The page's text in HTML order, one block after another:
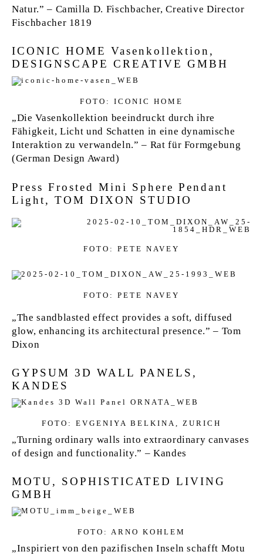
Natur.” – Camilla D. Fischbacher, Creative Director
Fischbacher 1819
ICONIC HOME Vasenkollektion,
DESIGNSCAPE CREATIVE GMBH
FOTO: ICONIC HOME
„Die Vasenkollektion beeindruckt durch ihre
Fähigkeit, Licht und Schatten in eine dynamische
Interaktion zu verwandeln.” – Rat für Formgebung
(German Design Award)
Press Frosted Mini Sphere Pendant
Light, TOM DIXON STUDIO
FOTO: PETE NAVEY
FOTO: PETE NAVEY
„The sandblasted effect provides a soft, diffused
glow, enhancing its architectural presence.” – Tom
Dixon
GYPSUM 3D WALL PANELS,
KANDES
FOTO: EVGENIYA BELKINA, ZURICH
„Turning ordinary walls into extraordinary canvases
of design and functionality.” – Kandes
MOTU, SOPHISTICATED LIVING
GMBH
FOTO: ARNO KOHLEM
„Inspiriert von den pazifischen Inseln schafft Motu